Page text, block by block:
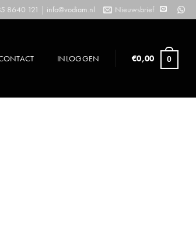
8640 121 | info@vodiam.nl Nieuwsbrief
INLOGGEN €0,00 0